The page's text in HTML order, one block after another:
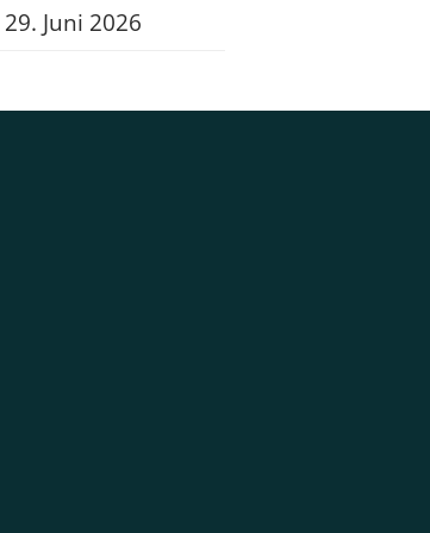
29. Juni 2026